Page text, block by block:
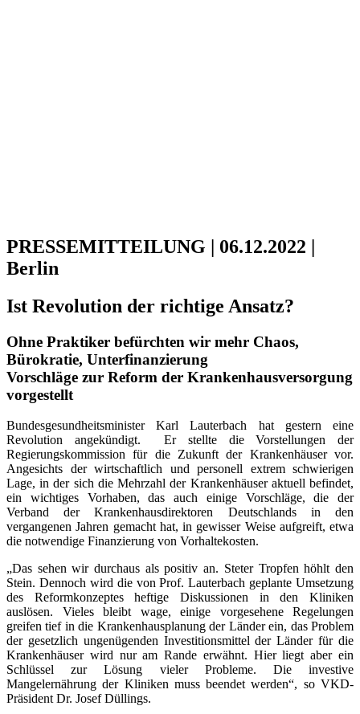
PRESSEMITTEILUNG | 06.12.2022 |
Berlin
Ist Revolution der richtige Ansatz?
Ohne Praktiker befürchten wir mehr Chaos,
Bürokratie, Unterfinanzierung
Vorschläge zur Reform der Krankenhausversorgung
vorgestellt
Bundesgesundheitsminister Karl Lauterbach hat gestern eine
Revolution angekündigt. Er stellte die Vorstellungen der
Regierungskommission für die Zukunft der Krankenhäuser vor.
Angesichts der wirtschaftlich und personell extrem schwierigen
Lage, in der sich die Mehrzahl der Krankenhäuser aktuell befindet,
ein wichtiges Vorhaben, das auch einige Vorschläge, die der
Verband der Krankenhausdirektoren Deutschlands in den
vergangenen Jahren gemacht hat, in gewisser Weise aufgreift, etwa
die notwendige Finanzierung von Vorhaltekosten.
„Das sehen wir durchaus als positiv an. Steter Tropfen höhlt den
Stein. Dennoch wird die von Prof. Lauterbach geplante Umsetzung
des Reformkonzeptes heftige Diskussionen in den Kliniken
auslösen. Vieles bleibt wage, einige vorgesehene Regelungen
greifen tief in die Krankenhausplanung der Länder ein, das Problem
der gesetzlich ungenügenden Investitionsmittel der Länder für die
Krankenhäuser wird nur am Rande erwähnt. Hier liegt aber ein
Schlüssel zur Lösung vieler Probleme. Die investive
Mangelernährung der Kliniken muss beendet werden“, so VKD-
Präsident Dr. Josef Düllings.